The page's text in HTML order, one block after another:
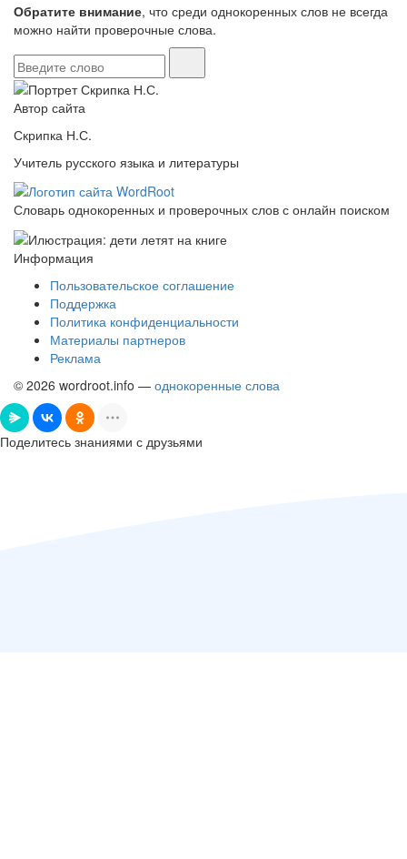
Обратите внимание, что среди однокоренных слов не всегда
можно найти проверочные слова.
Автор сайта
Скрипка Н.С.
Учитель русского языка и литературы
Словарь однокоренных и проверочных слов с онлайн поиском
Информация
Пользовательское соглашение
Поддержка
Политика конфиденциальности
Материалы партнеров
Реклама
© 2026 wordroot.info — однокоренные слова
Поделитесь знаниями с друзьями